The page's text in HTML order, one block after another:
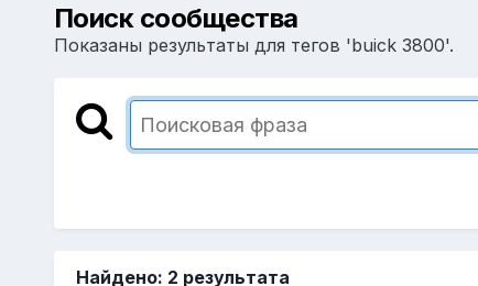
Поиск сообщества
Показаны результаты для тегов 'buick 3800'.
Найдено: 2 результата